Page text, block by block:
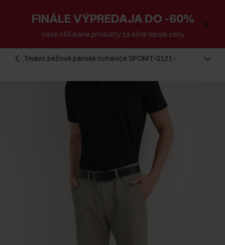
FINÁLE VÝPREDAJA DO -60%
Vaše obľúbené produkty za ešte lepšie ceny
Tmavo béžové pánske nohavice SPOMT-0121-